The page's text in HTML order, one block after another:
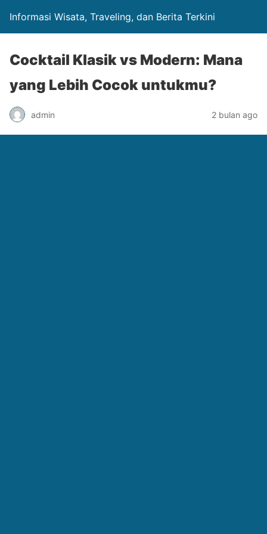
Informasi Wisata, Traveling, dan Berita Terkini
Cocktail Klasik vs Modern: Mana
yang Lebih Cocok untukmu?
admin 2 bulan ago